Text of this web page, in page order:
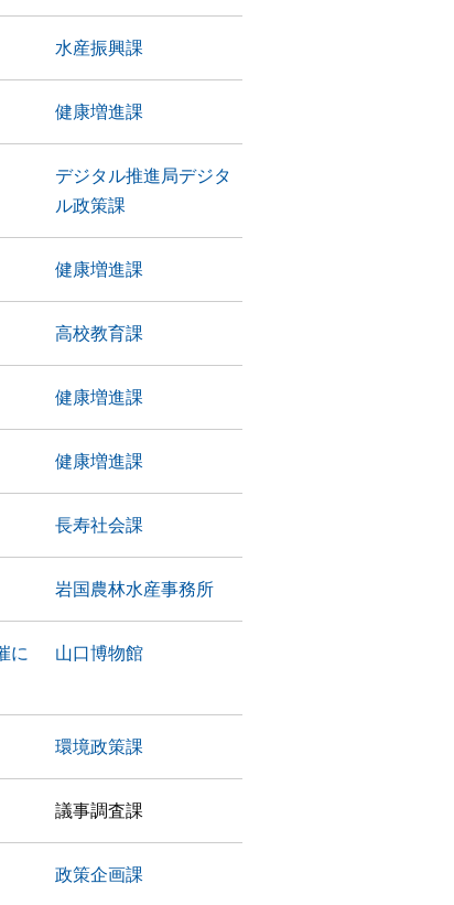
水産振興課
健康増進課
デジタル推進局デジタ
ル政策課
健康増進課
高校教育課
健康増進課
健康増進課
長寿社会課
岩国農林水産事務所
に
山口博物館
環境政策課
議事調査課
政策企画課